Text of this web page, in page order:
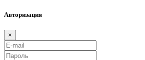
Авторизация
×